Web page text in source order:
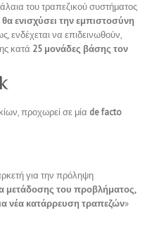
του τραπεζικού συστήματος
ενισχύσει την εμπιστοσύνη
ενδέχεται να επιδεινωθούν,
κατά 25 μονάδες βάσης τον
προχωρεί σε μία de facto
για την πρόληψη
μετάδοσης του προβλήματος,
νέα κατάρρευση τραπεζών»